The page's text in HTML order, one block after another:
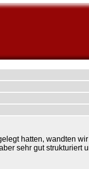
hatten, wandten
sehr gut strukturiert